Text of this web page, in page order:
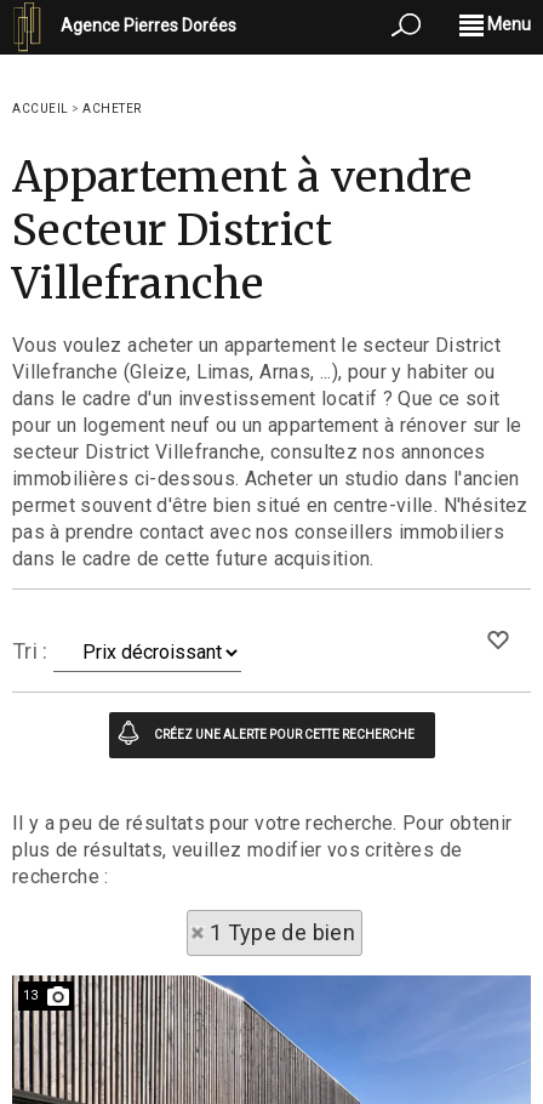
Agence Pierres Dorées Menu
ACCUEIL > ACHETER
Appartement à vendre
Secteur District
Villefranche
Vous voulez acheter un appartement le secteur District
Villefranche (Gleize, Limas, Arnas, ...), pour y habiter ou
dans le cadre d'un investissement locatif ? Que ce soit
pour un logement neuf ou un appartement à rénover sur le
secteur District Villefranche, consultez nos annonces
immobilières ci-dessous. Acheter un studio dans l'ancien
permet souvent d'être bien situé en centre-ville. N'hésitez
pas à prendre contact avec nos conseillers immobiliers
dans le cadre de cette future acquisition.
Tri :
Il y a peu de résultats pour votre recherche. Pour obtenir
plus de résultats, veuillez modifier vos critères de
recherche :
1 Type de bien
13